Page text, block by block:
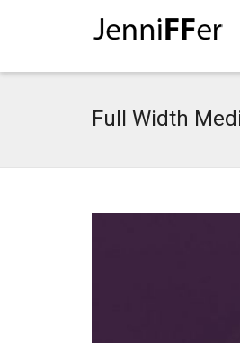
I'm looking for
Full Width